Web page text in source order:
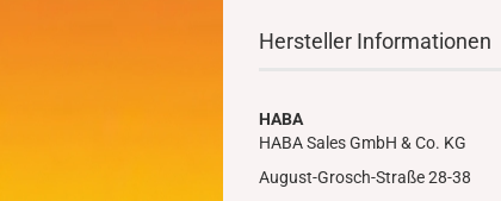
Hersteller Informationen
HABA
HABA Sales GmbH & Co. KG
August-Grosch-Straße 28-38